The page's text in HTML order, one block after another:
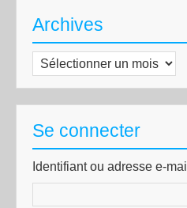
Archives
Archives
Se connecter
Identifiant ou adresse e-mail